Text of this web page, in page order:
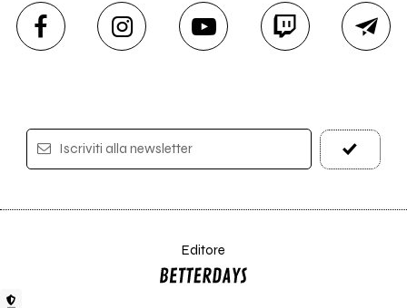
Iscriviti alla newsletter
Editore